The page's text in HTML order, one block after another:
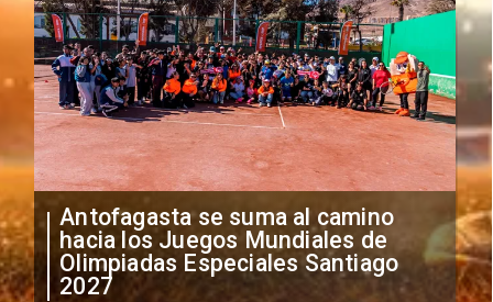
"Falta de profesionalismo": Sifup
anuncia medidas por situación
irregular de futbolistas
extranjeros